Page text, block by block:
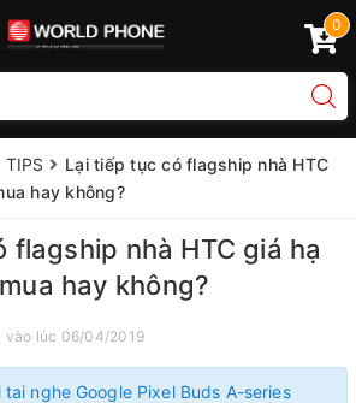
0
TIPS
Lại tiếp tục có flagship nhà HTC
hay không?
flagship nhà HTC giá hạ
hay không?
vào lúc 06/04/2019
nghe Google Pixel Buds A-series